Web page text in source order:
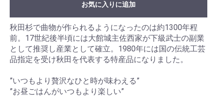
お気に入りに追加
秋田杉で曲物が作られるようになったのは約1300年程
前。17世紀後半頃には大館城主佐西家が下級武士の副業
として推奨し産業として確立。1980年には国の伝統工芸
品指定を受け秋田を代表する特産品になりました。
”いつもより贅沢なひと時が味わえる”
”お昼ごはんがいつもより楽しい”